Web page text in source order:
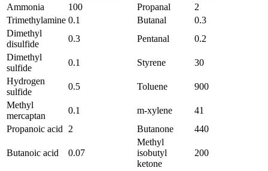
Ammonia
100 Propanal
2
Trimethylamine 0.1 Butanal
0.3
Dimethyl
disulfide
0.3 Pentanal
0.2
Dimethyl
sulfide
0.1 Styrene
30
Hydrogen
sulfide
0.5 Toluene
900
Methyl
mercaptan
0.1 m-xylene
41
Propanoic acid 2 Butanone 440
Butanoic acid 0.07
Methyl
isobutyl
ketone
200